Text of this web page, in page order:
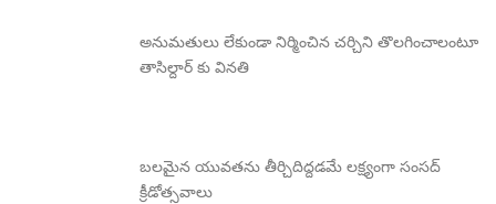
అనుమతులు లేకుండా నిర్మించిన చర్చిని తొలగించాలంటూ
తాసిల్దార్ కు వినతి
బలమైన యువతను తీర్చిదిద్దడమే లక్ష్యంగా సంసద్
క్రీడోత్సవాలు